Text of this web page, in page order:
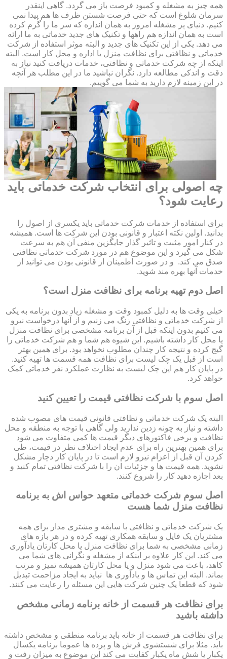
همه چیز به مشغله و کمبود فرصت باز می گردد. گاهی اینقدر
سرمان شلوغ است که حتی فرصت شستن ظرف ها هم پیدا نمی
کنیم. دنیای پر مشغله امروز به همان اندازه که سر ما را گرم کرده
است به همان اندازه هم راهها و تکنیک های جدید خدماتی به ما ارائه
می دهد. یکی از این تکنیک های جدید و البته موثر استفاده از شرکت
خدماتی و نظافتی برای نظافت منزل یا اداره و محل کار است. البته
اینکه از چه شرکت خدماتی و نظافتی، خدمات دریافت کنید نیاز به
دقت و اندکی مطالعه دارد. نگران نباشید ما در این مطلب هر آنچه
در این زمینه لازم دارید به شما می گوییم.
چه اصولی برای انتخاب شرکت خدماتی باید
رعایت شود؟
برای استفاده از خدمات شرکت خدماتی باید یکسری از اصول را
بدانید. اولین نکته اعتبار و قانونی بودن این شرکت ها است. همیشه
در کنار امور مثبت و تاثیر گذار جایگزین منفی آن هم به سرعت
شکل می گیرد و این موضوع هم در مورد شرکت خدماتی نظافتی
صدق می کند. و در صورت اطمینان از قانونی بودن می توانید از
خدمات آنها بهره مند شوید.
اصل دوم تهیه برنامه برای نظافت منزل است؟
خیلی وقت ها به دلیل کمبود وقت و مشغله زیاد بدون برنامه به یکی
از شرکت خدماتی و نظافتی زنگ می زنیم و از آنها درخواست نیرو
می کنیم بدون اینکه قبل از آن برنامه مشخصی برای نظافت منزل
یا محل کار داشته باشیم. این شیوه هم شما و هم شرکت خدماتی را
گیج کرده و نتیجه کار چندان مطلوب نخواهد بود. برای همین بهتر
است از قبل یک چک لیست برای نظافت همه قسمت ها تهیه کنید.
در پایان کار هم این چک لیست به نظارت عملکرد نفر خدماتی کمک
خواهد کرد.
اصل سوم با شرکت نظافتی قیمت را تعیین کنید
البته یک شرکت خدماتی و نظافتی قانونی قیمت های مصوب شده
داشته و نیاز به چونه زدین ندارید ولی گاهی با توجه به منطقه و محل
نظافت و برخی فاکتورهای دیگر قیمت ها کمی متفاوت می شود
برای همین بهترین راه برای عدم ایجاد اختلاف نظر در قیمت، طی
کردن آن قبل از اعزام نیرو لازم است تا در پایان کار دچار مشکل
نشوید. همه قیمت ها و جزئیات ان را با شرکت نظافتی تمام کنید و
بعد اجازه دهید کار را شروع کنند.
اصل سوم شرکت خدماتی متعهد حواس اش به برنامه
نظافت منزل شما هست
یک شرکت خدماتی و نظافتی با سابقه و مشتری مدار برای همه
مشتریان یک فایل و سابقه همکاری تهیه کرده و در هر بازه های
زمانی مشخصی به شما برای نظافت منزل یا محل کارتان یادآوری
می کند. این کار علاوه بر اینکه از مشغله و نگرانی های شما می
کاهد، باعث می شود منزل و یا محل کارتان همیشه تمیز و مرتب
بماند. البته این تماس ها و یادآوری ها نباید به ایجاد مزاحمت تبدیل
شود که قطعا یک چنین شرکت هایی این مسئله را رعایت می کنند.
برای نظافت هر قسمت از خانه برنامه زمانی مشخص
داشته باشید
برای نظافت هر قسمت از خانه باید برنامه منطقی و مشخص داشته
باید. مثلا برای شستشوی فرش ها و پرده ها عموما برنامه یکسال
یکبار یا شش ماه یکبار کفایت می کند این موضوع به میزان رفت و